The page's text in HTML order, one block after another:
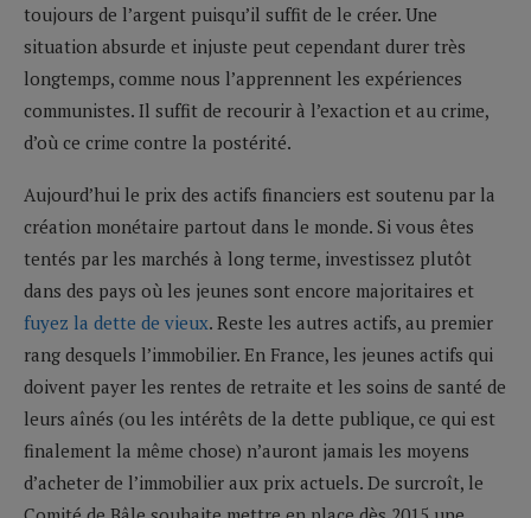
toujours de l’argent puisqu’il suffit de le créer. Une
situation absurde et injuste peut cependant durer très
longtemps, comme nous l’apprennent les expériences
communistes. Il suffit de recourir à l’exaction et au crime,
d’où ce crime contre la postérité.
Aujourd’hui le prix des actifs financiers est soutenu par la
création monétaire partout dans le monde. Si vous êtes
tentés par les marchés à long terme, investissez plutôt
dans des pays où les jeunes sont encore majoritaires et
fuyez la dette de vieux. Reste les autres actifs, au premier
rang desquels l’immobilier. En France, les jeunes actifs qui
doivent payer les rentes de retraite et les soins de santé de
leurs aînés (ou les intérêts de la dette publique, ce qui est
finalement la même chose) n’auront jamais les moyens
d’acheter de l’immobilier aux prix actuels. De surcroît, le